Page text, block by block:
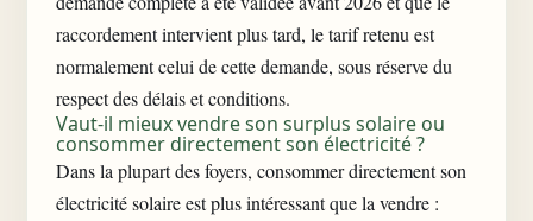
raccordement intervient plus tard, le tarif retenu est
normalement celui de cette demande, sous réserve du
respect des délais et conditions.
Vaut-il mieux vendre son surplus solaire ou
consommer directement son électricité ?
Dans la plupart des foyers, consommer directement son
électricité solaire est plus intéressant que la vendre :